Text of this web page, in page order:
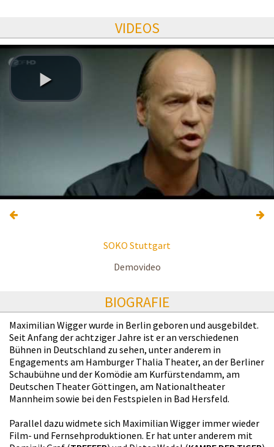
VIDEOS
SOKO Stuttgart
Demovideo
BIOGRAFIE
Maximilian Wigger wurde in Berlin geboren und ausgebildet.
Seit Anfang der achtziger Jahre ist er an verschiedenen
Bühnen in Deutschland zu sehen, unter anderem in
Engagements am Hamburger Thalia Theater, an der Berliner
Schaubühne und der Komödie am Kurfürstendamm, am
Deutschen Theater Göttingen, am Nationaltheater
Mannheim sowie bei den Festspielen in Bad Hersfeld.
Parallel dazu widmete sich Maximilian Wigger immer wieder
Film- und Fernsehproduktionen. Er hat unter anderem mit